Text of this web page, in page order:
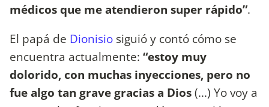
médicos que me atendieron super rápido”.
El papá de Dionisio siguió y contó cómo se
encuentra actualmente: “estoy muy
dolorido, con muchas inyecciones, pero no
fue algo tan grave gracias a Dios(...) Yo voy a